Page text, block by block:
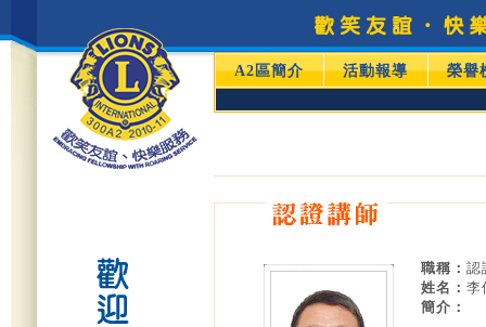
A2區簡介 活動報導 榮譽
職稱： 認
姓名： 李
簡介：